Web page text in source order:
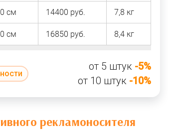
см 14400 руб. 7,8 кг
см 16850 руб. 8,4 кг
от 5 штук -5%
от 10 штук -10%
рекламоносителя